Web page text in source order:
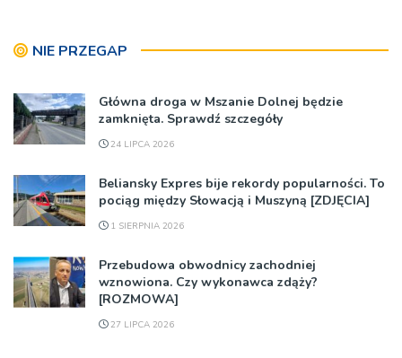
NIE PRZEGAP
Główna droga w Mszanie Dolnej będzie
zamknięta. Sprawdź szczegóły
24 LIPCA 2026
Beliansky Expres bije rekordy popularności. To
pociąg między Słowacją i Muszyną [ZDJĘCIA]
1 SIERPNIA 2026
Przebudowa obwodnicy zachodniej
wznowiona. Czy wykonawca zdąży?
[ROZMOWA]
27 LIPCA 2026